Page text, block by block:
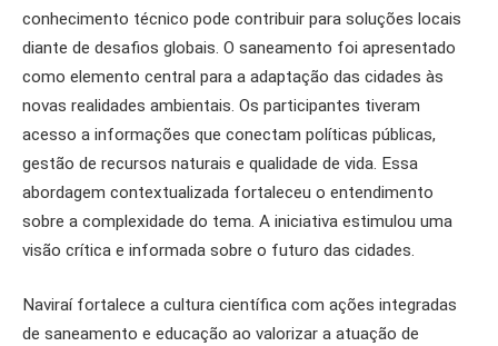
conhecimento técnico pode contribuir para soluções locais
diante de desafios globais. O saneamento foi apresentado
como elemento central para a adaptação das cidades às
novas realidades ambientais. Os participantes tiveram
acesso a informações que conectam políticas públicas,
gestão de recursos naturais e qualidade de vida. Essa
abordagem contextualizada fortaleceu o entendimento
sobre a complexidade do tema. A iniciativa estimulou uma
visão crítica e informada sobre o futuro das cidades.
Naviraí fortalece a cultura científica com ações integradas
de saneamento e educação ao valorizar a atuação de